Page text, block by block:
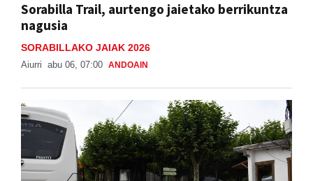
Sorabilla Trail, aurtengo jaietako berrikuntza
nagusia
SORABILLAKO JAIAK 2026
Aiurri abu 06, 07:00 ANDOAIN